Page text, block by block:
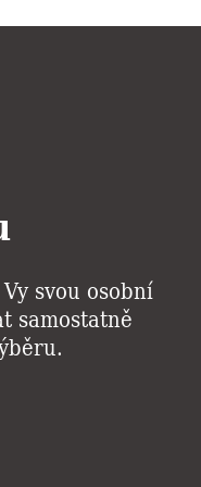
svou osobní
samostatně